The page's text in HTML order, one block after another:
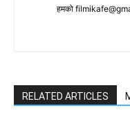
हमको
RELATED ARTICLES